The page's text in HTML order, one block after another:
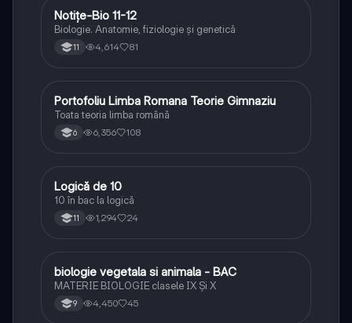
Biologie
Notițe-Bio 11-12
Biologie. Anatomie, fiziologie și genetică
11 4,614 81
Limba și literatura română
Portofoliu Limba Romana Teorie Gimnaziu
Toata teoria limba română
6 6,356 108
Logică
Logică de 10
10 în bac la logică
11 1,294 24
Biologie
biologie vegetala si animala - BAC
MATERIE BIOLOGIE clasele IX Şi X
9 4,450 45